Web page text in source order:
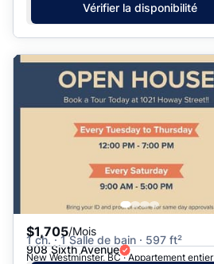
Vérifier la disponibilité
$1,705/Mois
1 ch. · 1 Salle de bain · 597 ft²
908 Sixth Avenue
New Westminster, BC · Appartement entier